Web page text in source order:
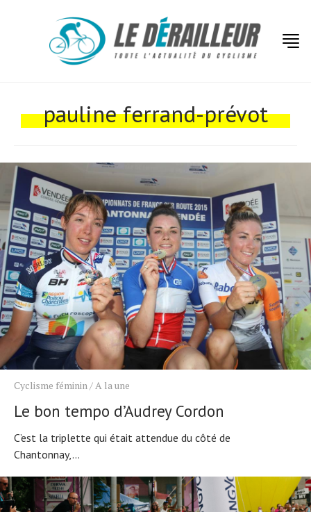
pauline ferrand-prévot
Cyclisme féminin/A la une
Le bon tempo d’Audrey Cordon
C’est la triplette qui était attendue du côté de
Chantonnay,...